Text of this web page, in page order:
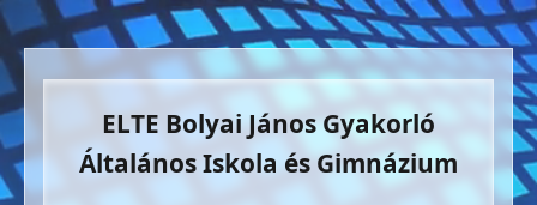
ELTE Bolyai János Gyakorló
Általános Iskola és Gimnázium